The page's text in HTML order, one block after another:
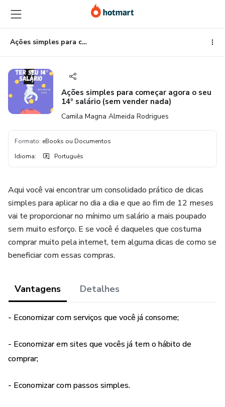
para
o
conteúdo
principal
para
o
pagamento
para
o
rodapé
Ações simples para começar agora o seu 14º salário (sem vender nada)
Ações simples para começar agora o seu
14º salário (sem vender nada)
Camila Magna Almeida Rodrigues
Formato: eBooks ou Documentos
Idioma: Português
Aqui você vai encontrar um consolidado prático de dicas
simples para aplicar no dia a dia e que ao fim de 12 meses
vai te proporcionar no mínimo um salário a mais poupado
sem muito esforço. E se você é daqueles que costuma
comprar muito pela internet, tem alguma dicas de como se
beneficiar com essas compras.
Vantagens Detalhes
- Economizar com serviços que você já consome;
- Economizar em sites que vocês já tem o hábito de
comprar;
- Economizar com passos simples.